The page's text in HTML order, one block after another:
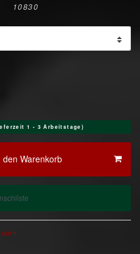
10830
1 - 3 Arbeitstage)
den Warenkorb